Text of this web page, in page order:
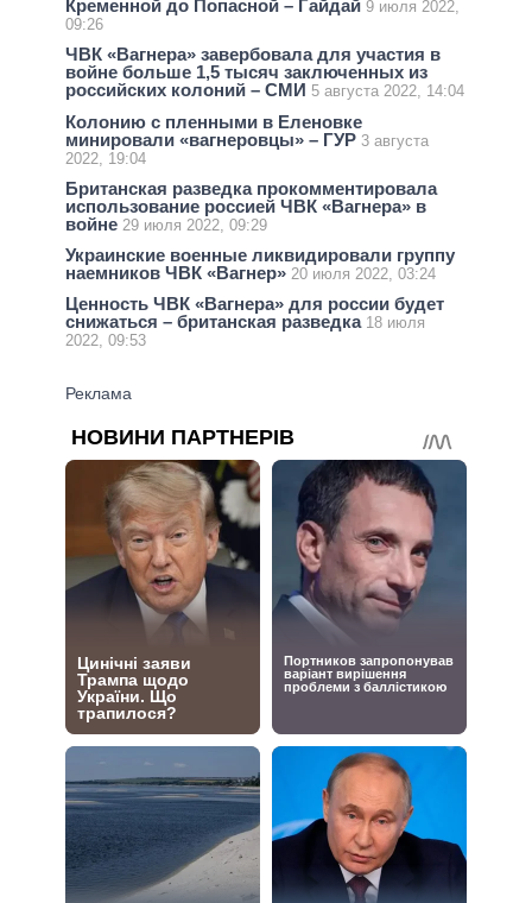
Кременной до Попасной – Гайдай 9 июля 2022,
09:26
ЧВК «Вагнера» завербовала для участия в
войне больше 1,5 тысяч заключенных из
российских колоний – СМИ 5 августа 2022, 14:04
Колонию с пленными в Еленовке
минировали «вагнеровцы» – ГУР 3 августа
2022, 19:04
Британская разведка прокомментировала
использование россией ЧВК «Вагнера» в
войне 29 июля 2022, 09:29
Украинские военные ликвидировали группу
наемников ЧВК «Вагнер» 20 июля 2022, 03:24
Ценность ЧВК «Вагнера» для россии будет
снижаться – британская разведка 18 июля
2022, 09:53